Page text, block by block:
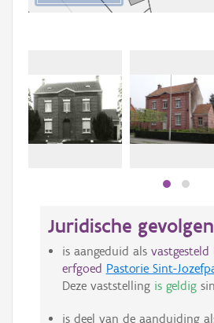
Juridische gevolgen
is aangeduid als
erfgoed Pastorie Sint-
Deze vaststelling is geldig
is deel van de aanduiding